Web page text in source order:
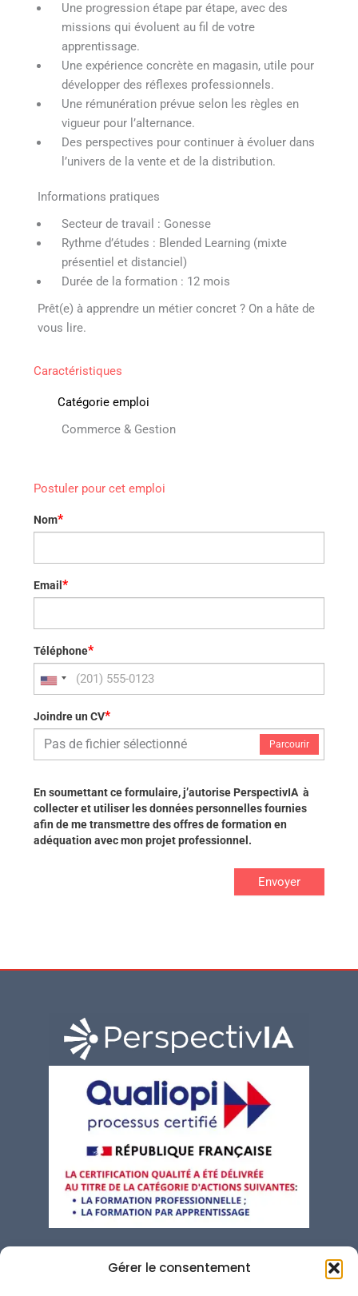
Gérer le consentement
Une progression étape par étape, avec des
missions qui évoluent au fil de votre
apprentissage.
Une expérience concrète en magasin, utile pour
développer des réflexes professionnels.
Une rémunération prévue selon les règles en
vigueur pour l’alternance.
Des perspectives pour continuer à évoluer dans
l’univers de la vente et de la distribution.
Informations pratiques
Secteur de travail : Gonesse
Rythme d’études : Blended Learning (mixte
présentiel et distanciel)
Durée de la formation : 12 mois
Prêt(e) à apprendre un métier concret ? On a hâte de
vous lire.
Caractéristiques
Catégorie emploi
Commerce & Gestion
Postuler pour cet emploi
Nom*
Email *
Téléphone*
Joindre un CV*
Pas de fichier sélectionné
Parcourir
En soumettant ce formulaire, j’autorise PerspectivIA à
collecter et utiliser les données personnelles fournies
afin de me transmettre des offres de formation en
adéquation avec mon projet professionnel.
Envoyer
contact@perspectivia.fr